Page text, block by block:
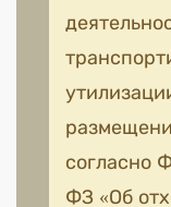
согласно
ФЗ «Об